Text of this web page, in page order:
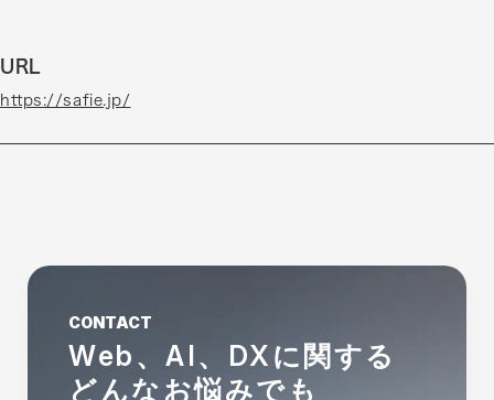
URL
https://safie.jp/
CONTACT
Web、AI、DXに関する
どんなお悩みでも